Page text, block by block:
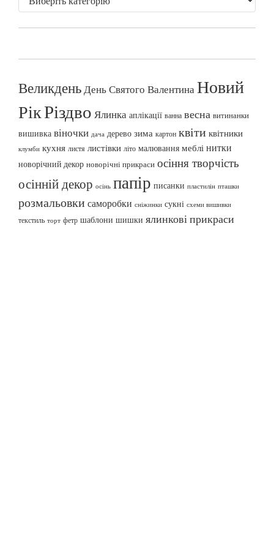
ВеликденьДень Святого ВалентинаНовий
РікРіздво Ялинка аплікації ванна весна витинанки
вишивка віночки дача дерево зима картон квіти квітники
клумби кухня листя листівки літо малювання меблі нитки
новорічний декор новорічні прикраси осіння творчість
осінній декор осінь папір писанки пластилін пташки
розмальовки саморобки сніжинки сукні схеми вишивки
текстиль торт фетр шаблони шишки ялинкові прикраси